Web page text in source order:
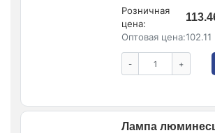
Розничная
цена:
Оптовая цена:
- +
Лампа